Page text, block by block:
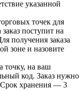
указанной
точек для
поступит на
получения заказа
зоне и назовите
точку, на ваш
код. Заказ нужно
Срок хранения — 3